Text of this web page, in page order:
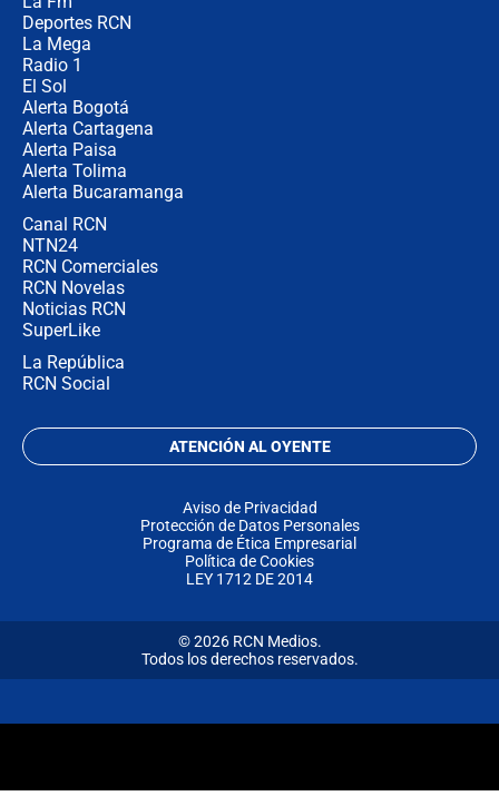
Deportes RCN
La Mega
Radio 1
El Sol
Alerta Bogotá
Alerta Cartagena
Alerta Paisa
Alerta Tolima
Alerta Bucaramanga
Canal RCN
NTN24
RCN Comerciales
RCN Novelas
Noticias RCN
SuperLike
La República
RCN Social
ATENCIÓN AL OYENTE
Aviso de Privacidad
Protección de Datos Personales
Programa de Ética Empresarial
Política de Cookies
LEY 1712 DE 2014
© 2026 RCN Medios.
Todos los derechos reservados.